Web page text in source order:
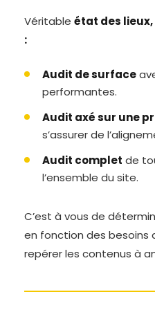
Véritable état des lieux,
:
Audit de surface
performantes.
Audit axé sur une
s’assurer de
Audit complet de
l’ensemble du site.
C’est à vous de
en fonction des besoins
repérer les contenus à